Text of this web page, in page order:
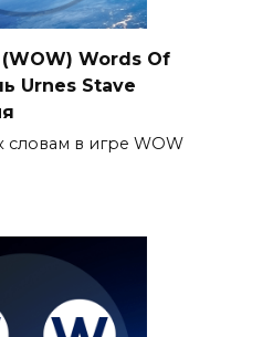
Words Of
Urnes Stave
словам в игре WOW